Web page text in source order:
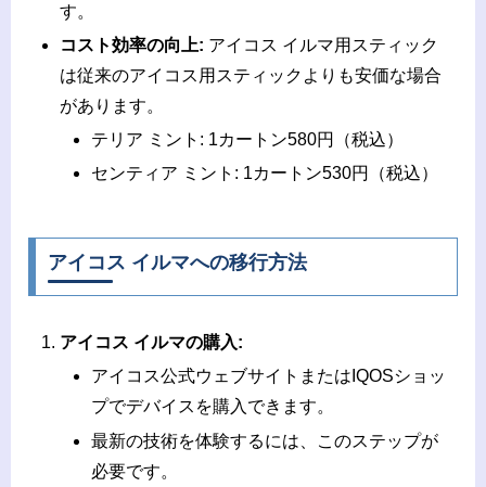
す。
コスト効率の向上: アイコス イルマ用スティック
は従来のアイコス用スティックよりも安価な場合
があります。
テリア ミント: 1カートン580円（税込）
センティア ミント: 1カートン530円（税込）
アイコス イルマへの移行方法
アイコス イルマの購入:
アイコス公式ウェブサイトまたはIQOSショッ
プでデバイスを購入できます。
最新の技術を体験するには、このステップが
必要です。